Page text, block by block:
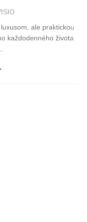
ale praktickou
každodenného života